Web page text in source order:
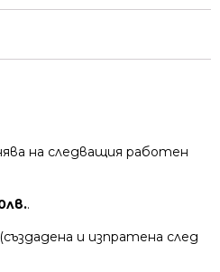
на следващия работен
.
(създадена и изпратена след